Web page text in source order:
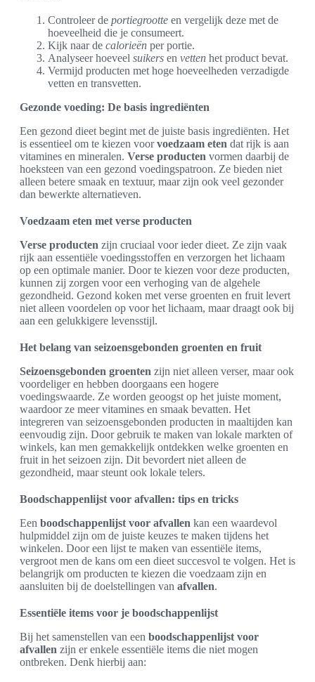
Controleer de portiegrootte en vergelijk deze met de
hoeveelheid die je consumeert.
Kijk naar de calorieën per portie.
Analyseer hoeveel suikers en vetten het product bevat.
Vermijd producten met hoge hoeveelheden verzadigde
vetten en transvetten.
Gezonde voeding: De basis ingrediënten
Een gezond dieet begint met de juiste basis ingrediënten. Het
is essentieel om te kiezen voorvoedzaam eten dat rijk is aan
vitamines en mineralen. Verse producten vormen daarbij de
hoeksteen van een gezond voedingspatroon. Ze bieden niet
alleen betere smaak en textuur, maar zijn ook veel gezonder
dan bewerkte alternatieven.
Voedzaam eten met verse producten
Verse producten zijn cruciaal voor ieder dieet. Ze zijn vaak
rijk aan essentiële voedingsstoffen en verzorgen het lichaam
op een optimale manier. Door te kiezen voor deze producten,
kunnen zij zorgen voor een verhoging van de algehele
gezondheid. Gezond koken met verse groenten en fruit levert
niet alleen voordelen op voor het lichaam, maar draagt ook bij
aan een gelukkigere levensstijl.
Het belang van seizoensgebonden groenten en fruit
Seizoensgebonden groenten zijn niet alleen verser, maar ook
voordeliger en hebben doorgaans een hogere
voedingswaarde. Ze worden geoogst op het juiste moment,
waardoor ze meer vitamines en smaak bevatten. Het
integreren van seizoensgebonden producten in maaltijden kan
eenvoudig zijn. Door gebruik te maken van lokale markten of
winkels, kan men gemakkelijk ontdekken welke groenten en
fruit in het seizoen zijn. Dit bevordert niet alleen de
gezondheid, maar steunt ook lokale telers.
Boodschappenlijst voor afvallen: tips en tricks
Een boodschappenlijst voor afvallen kan een waardevol
hulpmiddel zijn om de juiste keuzes te maken tijdens het
winkelen. Door een lijst te maken van essentiële items,
vergroot men de kans om een dieet succesvol te volgen. Het is
belangrijk om producten te kiezen die voedzaam zijn en
aansluiten bij de doelstellingen van afvallen.
Essentiële items voor je boodschappenlijst
Bij het samenstellen van een boodschappenlijst voor
afvallen zijn er enkele essentiële items die niet mogen
ontbreken. Denk hierbij aan: